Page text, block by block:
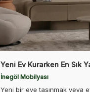
Yeni Ev Kurarken En Sık
İnegöl Mobilyası
Yeni bir eve taşınmak veya